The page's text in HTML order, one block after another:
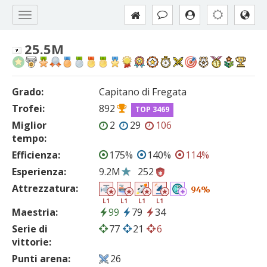
25.5M
Grado:
Capitano di Fregata
Trofei:
892 TOP 3469
Miglior
tempo:
2 29 106
Efficienza: 175% 140%
114%
Esperienza:
9.2M
252
Attrezzatura:
L1 L1 L1 L1
94%
Maestria: 99 79
34
Serie di
vittorie:
77 21 6
Punti arena: 26